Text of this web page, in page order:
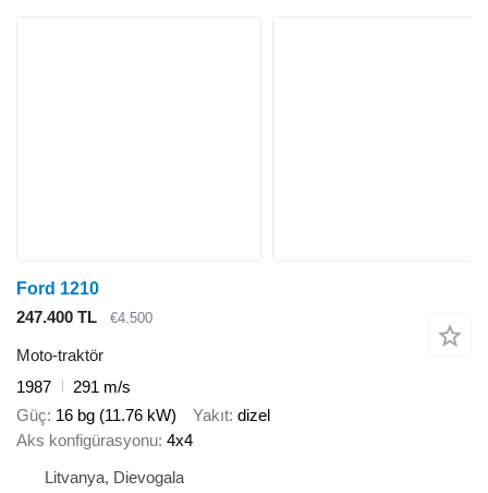
Ford 1210
247.400 TL
€4.500
Moto-traktör
1987
291 m/s
Güç 16 bg (11.76 kW) Yakıt dizel
Aks konfigürasyonu 4x4
Litvanya, Dievogala